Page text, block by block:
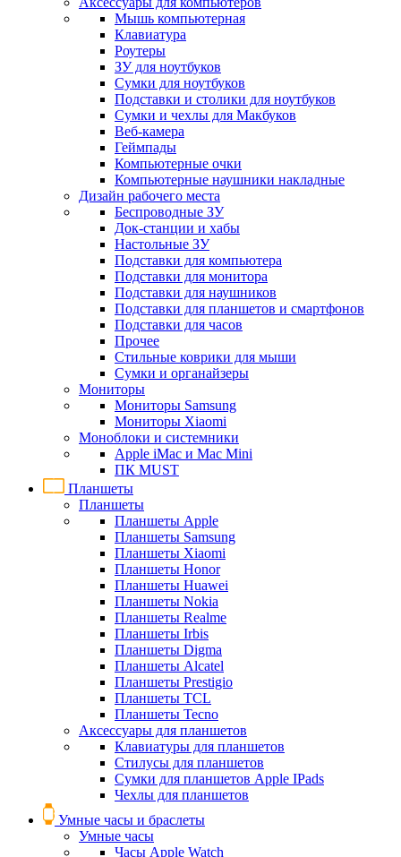
Мышь компьютерная
Клавиатура
Роутеры
ЗУ для ноутбуков
Сумки для ноутбуков
Подставки и столики для ноутбуков
Сумки и чехлы для Макбуков
Веб-камера
Геймпады
Компьютерные очки
Компьютерные наушники накладные
Дизайн рабочего места
Беспроводные ЗУ
Док-станции и хабы
Настольные ЗУ
Подставки для компьютера
Подставки для монитора
Подставки для наушников
Подставки для планшетов и смартфонов
Подставки для часов
Прочее
Стильные коврики для мыши
Сумки и органайзеры
Мониторы
Мониторы Samsung
Мониторы Xiaomi
Моноблоки и системники
Apple iMac и Mac Mini
ПК MUST
Планшеты
Планшеты
Планшеты Apple
Планшеты Samsung
Планшеты Xiaomi
Планшеты Honor
Планшеты Huawei
Планшеты Nokia
Планшеты Realme
Планшеты Irbis
Планшеты Digma
Планшеты Alcatel
Планшеты Prestigio
Планшеты TCL
Планшеты Tecno
Аксессуары для планшетов
Клавиатуры для планшетов
Стилусы для планшетов
Сумки для планшетов Apple IPads
Чехлы для планшетов
Умные часы и браслеты
Умные часы
Часы Apple Watch